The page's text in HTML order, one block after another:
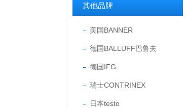
其他品牌
美国BANNER
德国BALLUFF巴鲁夫
德国IFG
瑞士CONTRINEX
日本testo